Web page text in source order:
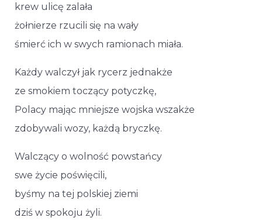
krew ulicę zalała
żołnierze rzucili się na wały
śmierć ich w swych ramionach miała.
Każdy walczył jak rycerz jednakże
ze smokiem toczący potyczkę,
Polacy mając mniejsze wojska wszakże
zdobywali wozy, każdą bryczkę.
Walczący o wolność powstańcy
swe życie poświęcili,
byśmy na tej polskiej ziemi
dziś w spokoju żyli.